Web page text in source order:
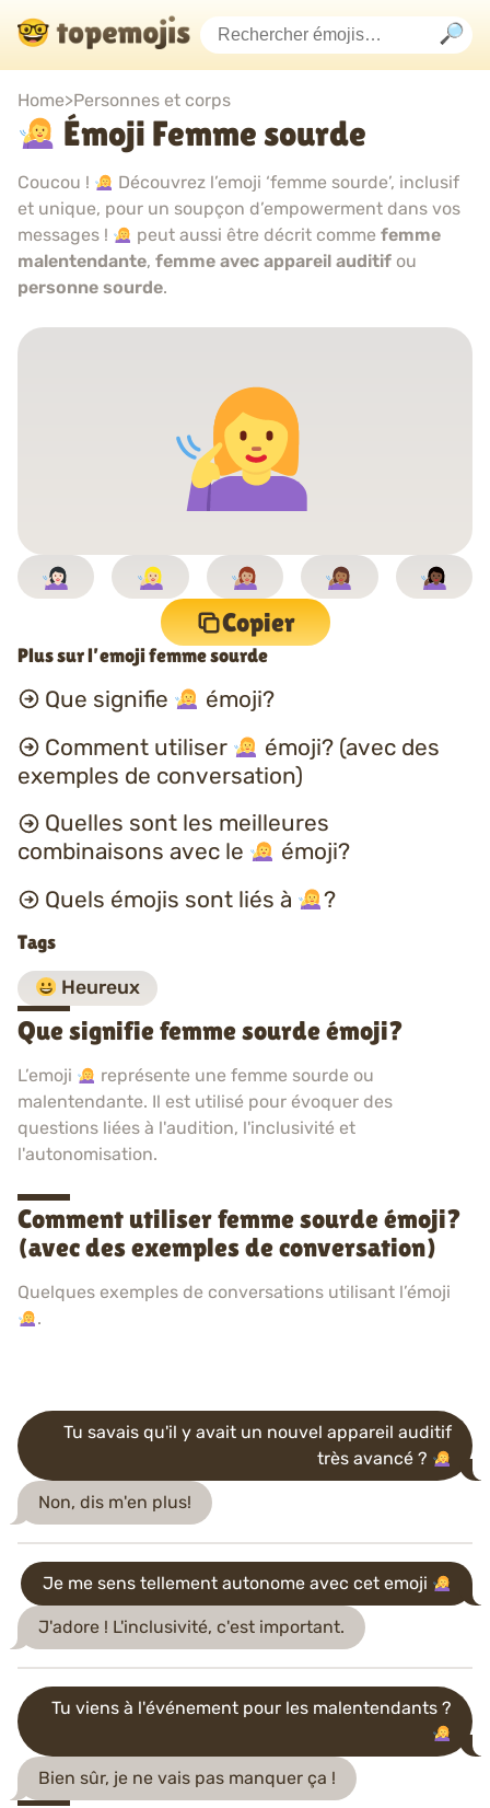
Home>Personnes et corps
Émoji Femme sourde
Coucou !
Découvrez l’emoji ‘femme sourde’, inclusif
et unique, pour un soupçon d’empowerment dans vos
messages !
peut aussi être décrit commefemme
malentendante, femme avec appareil auditif ou
personne sourde.
Copier
Plus sur l’emoji femme sourde
Que signifie
émoji?
Comment utiliser
émoji? (avec des
exemples de conversation)
Quelles sont les meilleures
combinaisons avec le
émoji?
Quels émojis sont liés à
?
Tags
Heureux
Que signifie femme sourde émoji?
L’emoji
représente une femme sourde ou
malentendante. Il est utilisé pour évoquer des
questions liées à l'audition, l'inclusivité et
l'autonomisation.
Comment utiliser femme sourde émoji?
(avec des exemples de conversation)
Quelques exemples de conversations utilisant l’émoji
.
Tu savais qu'il y avait un nouvel appareil auditif
très avancé ?
Non, dis m'en plus!
Je me sens tellement autonome avec cet emoji
J'adore ! L'inclusivité, c'est important.
Tu viens à l'événement pour les malentendants ?
Bien sûr, je ne vais pas manquer ça !